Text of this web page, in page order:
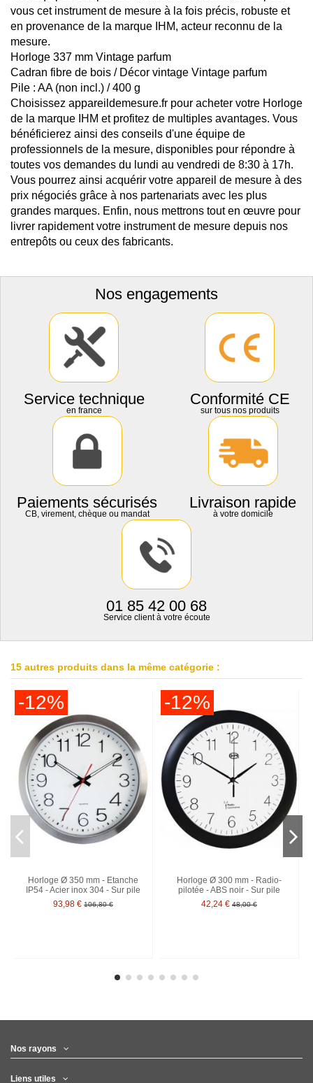
vous cet instrument de mesure à la fois précis, robuste et
en provenance de la marque IHM, acteur reconnu de la
mesure.
Horloge 337 mm Vintage parfum
Cadran fibre de bois / Décor vintage Vintage parfum
Pile : AA (non incl.) / 400 g
Choisissez appareildemesure.fr pour acheter votre Horloge
de la marque IHM et profitez de multiples avantages. Vous
bénéficierez ainsi des conseils d'une équipe de
professionnels de la mesure, disponibles pour répondre à
toutes vos demandes du lundi au vendredi de 8:30 à 17h.
Vous pourrez ainsi acquérir votre appareil de mesure à des
prix négociés grâce à nos partenariats avec les plus
grandes marques. Enfin, nous mettrons tout en œuvre pour
livrer rapidement votre instrument de mesure depuis nos
entrepôts ou ceux des fabricants.
Nos engagements
Service technique
en france
Conformité CE
sur tous nos produits
Paiements sécurisés
CB, virement, chèque ou mandat
Livraison rapide
à votre domicile
01 85 42 00 68
Service client à votre écoute
15 autres produits dans la même catégorie :
-12%
Horloge Ø 350 mm - Etanche
IP54 - Acier inox 304 - Sur pile
93,98 € 106,80 €
-12%
Horloge Ø 300 mm - Radio-
pilotée - ABS noir - Sur pile
42,24 € 48,00 €
Nos rayons
Liens utiles